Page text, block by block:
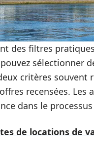
des filtres
sélectionner
critères souvent
recensées.
dans le
de locations de